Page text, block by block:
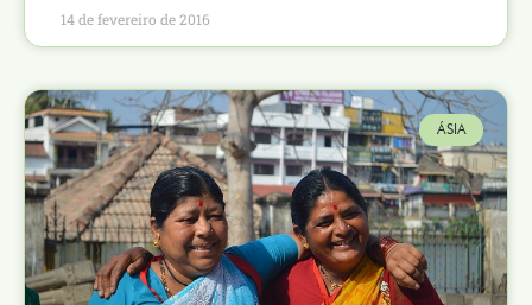
14 de fevereiro de 2016
ÁSIA